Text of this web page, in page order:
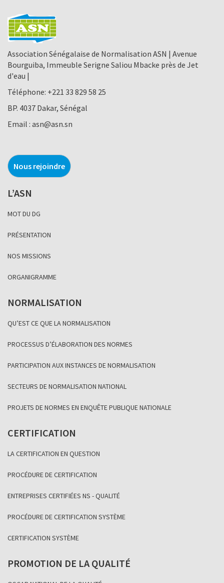
Association Sénégalaise de Normalisation ASN | Avenue
Bourguiba, Immeuble Serigne Saliou Mbacke près de Jet
d'eau |
Téléphone: +221 33 829 58 25
BP. 4037 Dakar, Sénégal
Email : asn@asn.sn
Nous rejoindre
L’ASN
MOT DU DG
PRÉSENTATION
NOS MISSIONS
ORGANIGRAMME
NORMALISATION
QU’EST CE QUE LA NORMALISATION
PROCESSUS D’ÉLABORATION DES NORMES
PARTICIPATION AUX INSTANCES DE NORMALISATION
SECTEURS DE NORMALISATION NATIONAL
PROJETS DE NORMES EN ENQUÊTE PUBLIQUE NATIONALE
CERTIFICATION
LA CERTIFICATION EN QUESTION
PROCÉDURE DE CERTIFICATION
ENTREPRISES CERTIFIÉES NS - QUALITÉ
PROCÉDURE DE CERTIFICATION SYSTÈME
CERTIFICATION SYSTÈME
PROMOTION DE LA QUALITÉ